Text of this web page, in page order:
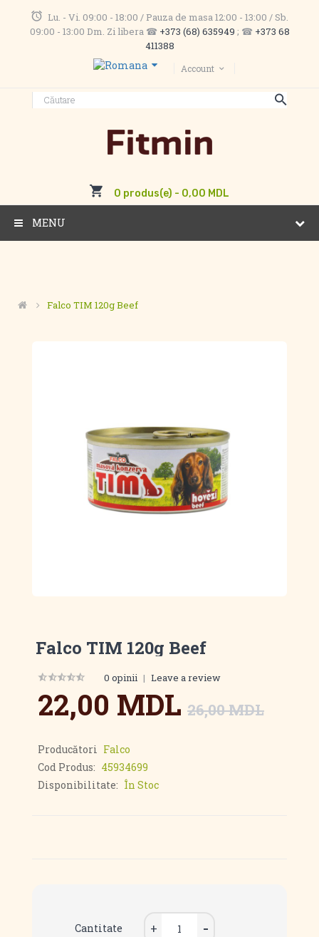
Lu. - Vi. 09:00 - 18:00 / Pauza de masa 12:00 - 13:00 / Sb.
09:00 - 13:00 Dm. Zi libera ☎ +373 (68) 635949 ; ☎ +373 68
411388
Account
0 produs(e) - 0,00 MDL
MENU
Falco TIM 120g Beef
Falco TIM 120g Beef
0 opinii | Leave a review
22,00 MDL 26,00 MDL
Producători Falco
Cod Produs: 45934699
Disponibilitate: În Stoc
Cantitate